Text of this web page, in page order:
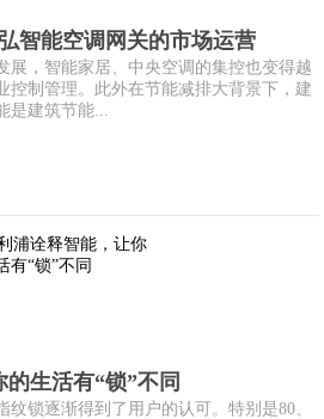
智能空调网关的市场运营
，智能家居、中央空调的集控也变得越
控制管理。此外在节能减排大背景下，建
是建筑节能...
的生活有“锁”不同
纹锁逐渐得到了用户的认可。特别是80、